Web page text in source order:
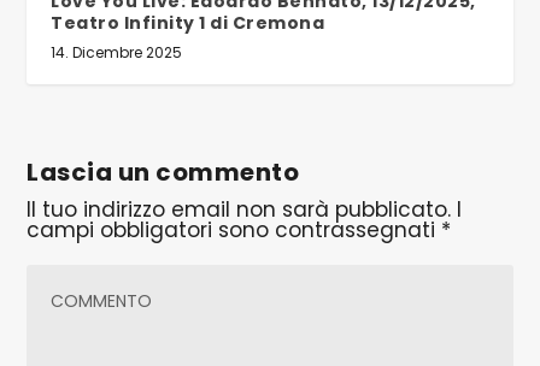
Teatro Infinity 1 di Cremona
14. Dicembre 2025
Lascia un commento
Il tuo indirizzo email non sarà pubblicato. I
campi obbligatori sono contrassegnati *